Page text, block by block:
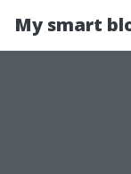
My smart